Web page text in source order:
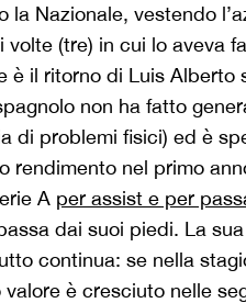
la Nazionale, vestendo
volte (tre) in cui lo aveva
è il ritorno di Luis Alberto
non ha fatto
di problemi fisici) ed è
rendimento nel primo
A per assist e per
dai suoi piedi. La
continua: se nella
è cresciuto nelle